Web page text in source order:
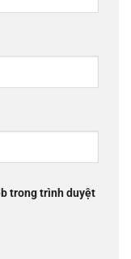
trong trình duyệt